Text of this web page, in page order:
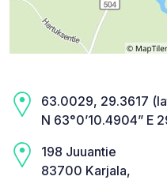
63.0029, 29.3617
N 63°0’10.4904” E
198 Juuantie
83700 Karjala,